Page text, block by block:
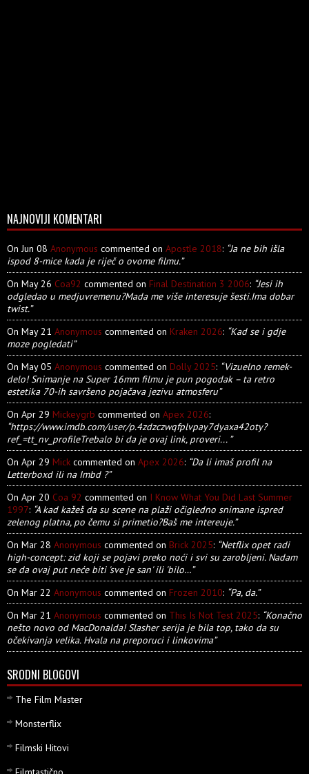
NAJNOVIJI KOMENTARI
On Jun 08 Anonymous commented on Apostle 2018: “Ja ne bih išla
ispod 8-mice kada je riječ o ovome filmu.”
On May 26 Coa92 commented on Final Destination 3 2006: “Jesi ih
odgledao u medjuvremenu?Mada me više interesuje šesti.Ima dobar
twist.”
On May 21 Anonymous commented on Kraken 2026: “Kad se i gdje
moze pogledati”
On May 05 Anonymous commented on Dolly 2025: “Vizuelno remek-
delo! Snimanje na Super 16mm filmu je pun pogodak – ta retro
estetika 70-ih savršeno pojačava jezivu atmosferu”
On Apr 29 Mickeygrb commented on Apex 2026:
“https://www.imdb.com/user/p.4zdzczwqfplvpay7dyaxa42oty?
ref_=tt_nv_profileTrebalo bi da je ovaj link, proveri... ”
On Apr 29 Mick commented on Apex 2026: “Da li imaš profil na
Letterboxd ili na Imbd ?”
On Apr 20 Coa 92 commented on I Know What You Did Last Summer
1997: “A kad kažeš da su scene na plaži očigledno snimane ispred
zelenog platna, po čemu si primetio?Baš me intereuje.”
On Mar 28 Anonymous commented on Brick 2025: “Netflix opet radi
high-concept: zid koji se pojavi preko noći i svi su zarobljeni. Nadam
se da ovaj put neće biti 'sve je san' ili 'bilo…”
On Mar 22 Anonymous commented on Frozen 2010: “Pa, da.”
On Mar 21 Anonymous commented on This Is Not Test 2025: “Konačno
nešto novo od MacDonalda! Slasher serija je bila top, tako da su
očekivanja velika. Hvala na preporuci i linkovima”
SRODNI BLOGOVI
The Film Master
Monsterflix
Filmski Hitovi